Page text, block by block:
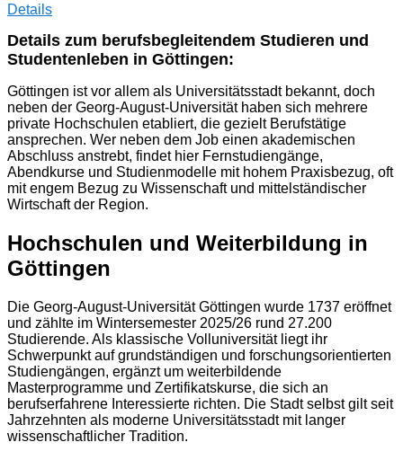
Details
Details zum berufsbegleitendem Studieren und
Studentenleben in Göttingen:
Göttingen ist vor allem als Universitätsstadt bekannt, doch
neben der Georg-August-Universität haben sich mehrere
private Hochschulen etabliert, die gezielt Berufstätige
ansprechen. Wer neben dem Job einen akademischen
Abschluss anstrebt, findet hier Fernstudiengänge,
Abendkurse und Studienmodelle mit hohem Praxisbezug, oft
mit engem Bezug zu Wissenschaft und mittelständischer
Wirtschaft der Region.
Hochschulen und Weiterbildung in
Göttingen
Die Georg-August-Universität Göttingen wurde 1737 eröffnet
und zählte im Wintersemester 2025/26 rund 27.200
Studierende. Als klassische Volluniversität liegt ihr
Schwerpunkt auf grundständigen und forschungsorientierten
Studiengängen, ergänzt um weiterbildende
Masterprogramme und Zertifikatskurse, die sich an
berufserfahrene Interessierte richten. Die Stadt selbst gilt seit
Jahrzehnten als moderne Universitätsstadt mit langer
wissenschaftlicher Tradition.